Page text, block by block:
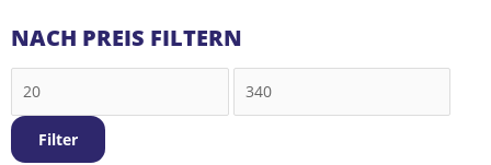
NACH PREIS FILTERN
Preis
Preis
Filter